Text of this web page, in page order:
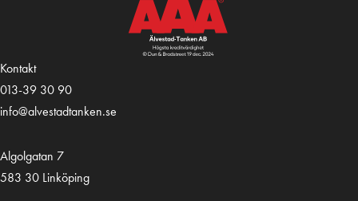
Kontakt
013-39 30 90
info@alvestadtanken.se
Algolgatan 7
583 30 Linköping